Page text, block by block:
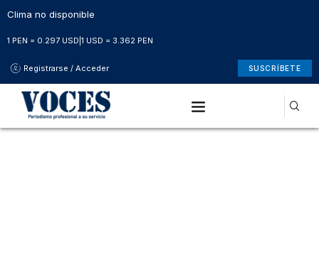
Clima no disponible
1 PEN = 0.297 USD 1 USD = 3.362 PEN
Registrarse / Acceder SUSCRÍBETE